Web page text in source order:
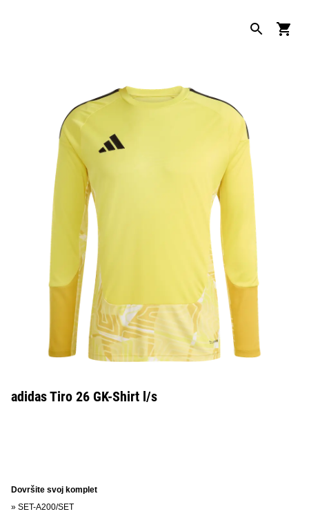
adidas Tiro 26 GK-Shirt l/s
Dovršite svoj komplet
» SET-A200/SET